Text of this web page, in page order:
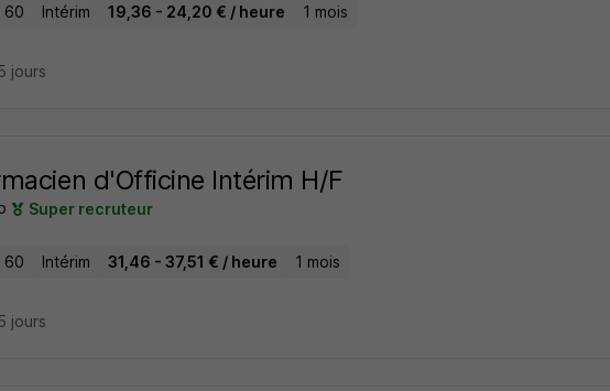
60 Intérim 19,36 - 24,20 € / heure 1 mois
jours
d'Officine Intérim H/F
Super recruteur
60 Intérim 31,46 - 37,51 € / heure 1 mois
jours